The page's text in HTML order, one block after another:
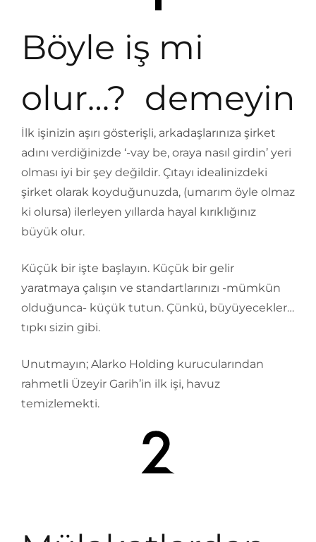
Böyle iş mi
olur…? demeyin
İlk işinizin aşırı gösterişli, arkadaşlarınıza şirket
adını verdiğinizde ‘-vay be, oraya nasıl girdin’ yeri
olması iyi bir şey değildir. Çıtayı idealinizdeki
şirket olarak koyduğunuzda, (umarım öyle olmaz
ki olursa) ilerleyen yıllarda hayal kırıklığınız
büyük olur.
Küçük bir işte başlayın. Küçük bir gelir
yaratmaya çalışın ve standartlarınızı -mümkün
olduğunca- küçük tutun. Çünkü, büyüyecekler…
tıpkı sizin gibi.
Unutmayın; Alarko Holding kurucularından
rahmetli Üzeyir Garih’in ilk işi, havuz
temizlemekti.